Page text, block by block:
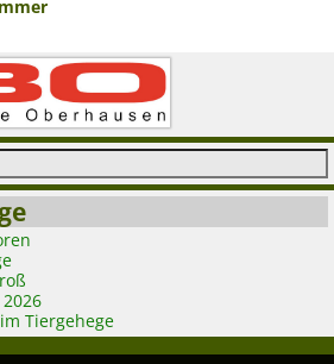
Tiergehege